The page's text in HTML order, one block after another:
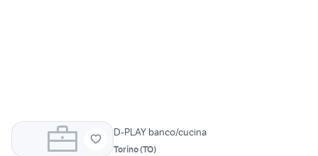
D-PLAY banco/cucina
Torino(TO)